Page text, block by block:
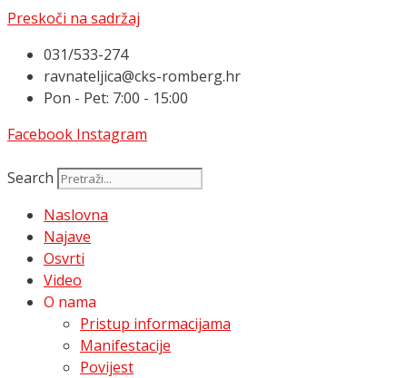
Preskoči na sadržaj
031/533-274
ravnateljica@cks-romberg.hr
Pon - Pet: 7:00 - 15:00
Facebook Instagram
Search
Naslovna
Najave
Osvrti
Video
O nama
Pristup informacijama
Manifestacije
Povijest